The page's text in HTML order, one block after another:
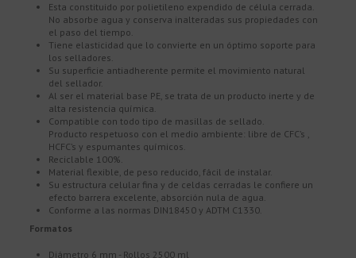
Esta constituido por polietileno expendido de célula cerrada.
No absorbe agua y conserva inalteradas sus propiedades con
el paso del tiempo.
Tiene elasticidad que lo convierte en un óptimo soporte para
los selladores.
Su superficie antiadherente permite el movimiento natural
del sellador.
Al ser el material base PE, se trata de un producto inerte y de
alta resistencia química.
Compatible con todo tipo de masillas de sellado.
Producto respetuoso con el medio ambiente: libre de CFC’s ,
HCFC’s y espumantes químicos.
Reciclable 100%.
Material flexible, de peso reducido, fácil de instalar.
Su estructura celular fina y de celdas cerradas le confiere un
efecto barrera excelente, absorción nula de agua.
Conforme a las normas DIN18450 y ADTM C1330.
Formatos
Diámetro 6 mm - Rollos 2500 ml